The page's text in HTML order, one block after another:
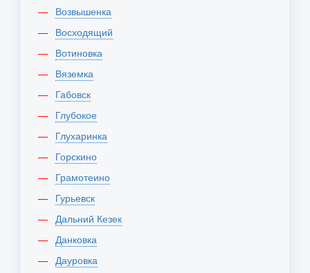
Возвышенка
Восходящий
Вотиновка
Вяземка
Габовск
Глубокое
Глухаринка
Горскино
Грамотеино
Гурьевск
Дальний Кезек
Данковка
Дауровка